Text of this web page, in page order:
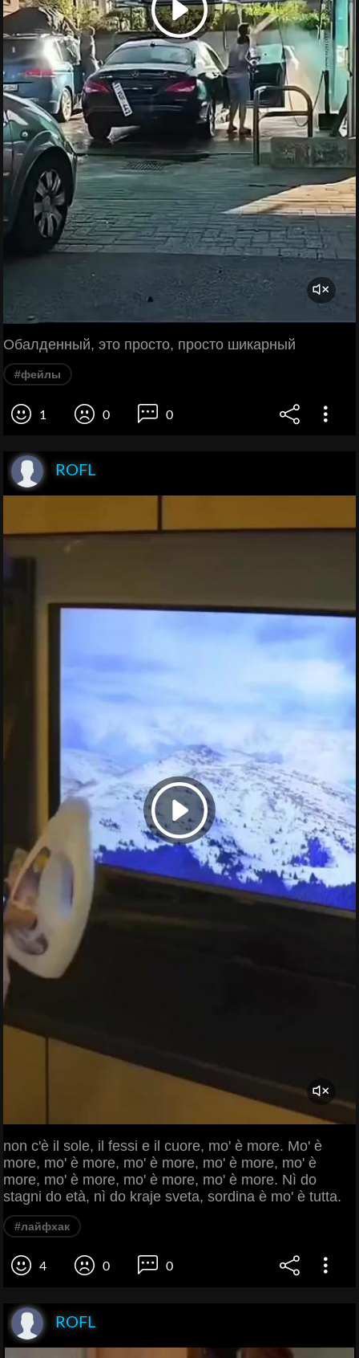
Обалденный, это просто, просто шикарный
#фейлы
1 0 0
ROFL
non c'è il sole, il fessi e il cuore, mo' è more. Mo' è
more, mo' è more, mo' è more, mo' è more, mo' è
more, mo' è more, mo' è more, mo' è more. Nì do
stagni do età, nì do kraje sveta, sordina è mo' è tutta.
#лайфхак
4 0 0
ROFL